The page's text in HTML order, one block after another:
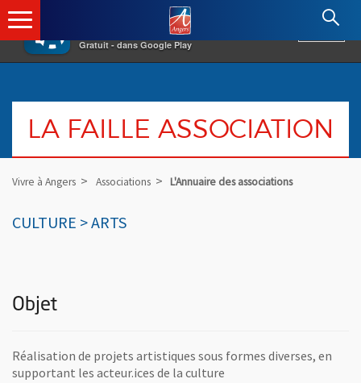
×
Gratuit - dans Google Play
Angers.fr : Retour à l'accueil
LA FAILLE ASSOCIATION
Vivre à Angers Associations L'Annuaire des associations
CULTURE > ARTS
Objet
Réalisation de projets artistiques sous formes diverses, en
supportant les acteur.ices de la culture